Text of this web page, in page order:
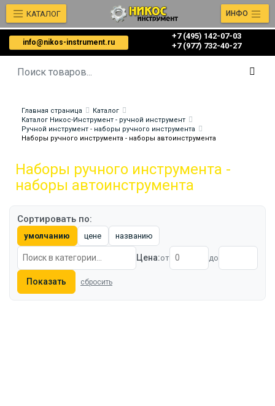
info@nikos-instrument.ru
+7 (495) 142-07-03
‎‎+7 (977) 732-40-27
КАТАЛОГ ИНФО
Главная страница
Каталог
Каталог Никос-Инструмент - ручной инструмент
Ручной инструмент - наборы ручного инструмента
Наборы ручного инструмента - наборы автоинструмента
Наборы ручного инструмента -
наборы автоинструмента
Сортировать по:
умолчанию цене названию
Цена:от до
Показать сбросить